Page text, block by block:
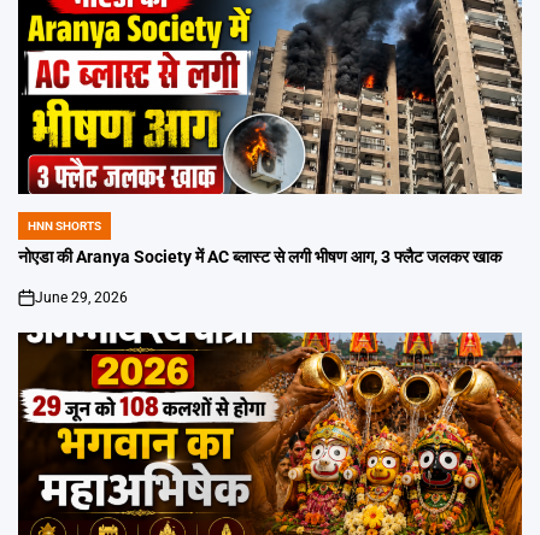
POSTED
IN
HNN SHORTS
नोएडा की Aranya Society में AC ब्लास्ट से लगी भीषण आग, 3 फ्लैट जलकर खाक
on
June 29, 2026